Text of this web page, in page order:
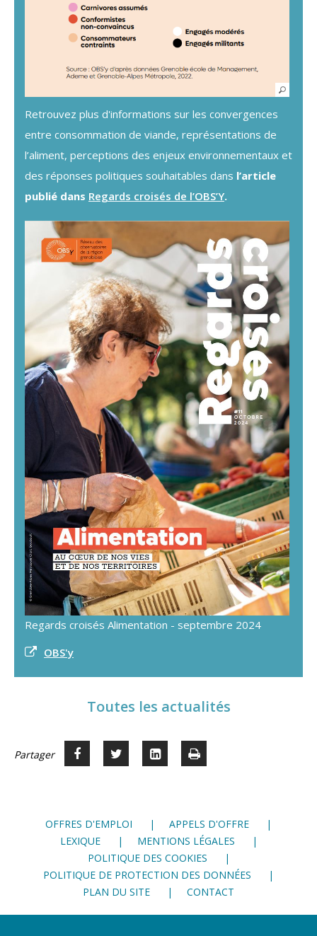
Retrouvez plus d'informations sur les convergences
entre consommation de viande, représentations de
l’aliment, perceptions des enjeux environnementaux et
des réponses politiques souhaitables dans l’article
publié dans Regards croisés de l’OBS’Y.
Regards croisés Alimentation - septembre 2024
OBS'y
Toutes les actualités
Partager Partager
Partager
Voir
Imprimer
OFFRES D'EMPLOI
APPELS D'OFFRE
LEXIQUE
MENTIONS LÉGALES
POLITIQUE DES COOKIES
POLITIQUE DE PROTECTION DES DONNÉES
PLAN DU SITE
CONTACT